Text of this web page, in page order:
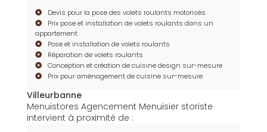
Devis pour la pose des volets roulants motorisés
Prix pose et installation de volets roulants dans un
appartement
Pose et installation de volets roulants
Réparation de volets roulants
Conception et création de cuisine design sur-mesure
Prix pour aménagement de cuisine sur-mesure
Villeurbanne
Menuistores Agencement Menuisier storiste
intervient à proximité de :